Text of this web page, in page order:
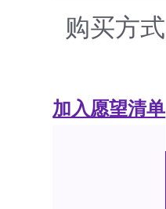
购买方式
加入愿望清单